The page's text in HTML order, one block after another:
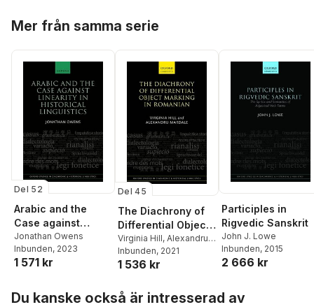
Mer från samma serie
Del 52
Arabic and the
Case against
Linearity in
Historical
Linguistics
Jonathan Owens
Inbunden, 2023
1 571 kr
Del 45
The Diachrony of
Differential Object
Marking in
Romanian
Virginia Hill, Alexandru
Mardale
Inbunden, 2021
1 536 kr
Participles in
Rigvedic Sanskrit
John J. Lowe
Inbunden, 2015
2 666 kr
Du kanske också är intresserad av